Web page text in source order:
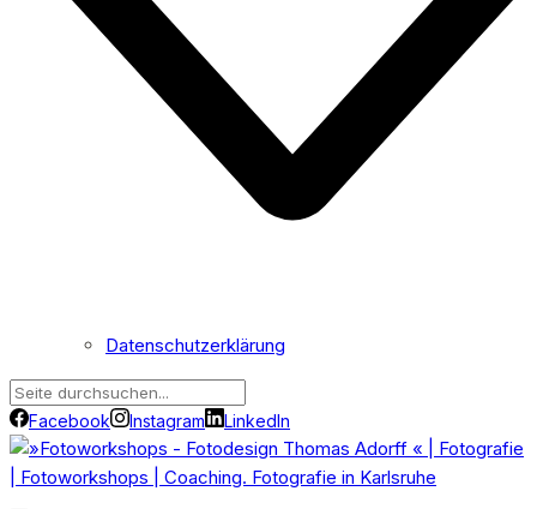
Datenschutzerklärung
Facebook Instagram LinkedIn